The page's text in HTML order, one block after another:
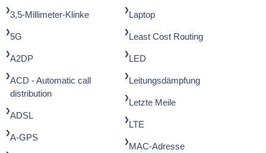
3,5-Millimeter-Klinke
5G
A2DP
ACD - Automatic call
distribution
ADSL
A-GPS
Laptop
Least Cost Routing
LED
Leitungsdämpfung
Letzte Meile
LTE
MAC-Adresse